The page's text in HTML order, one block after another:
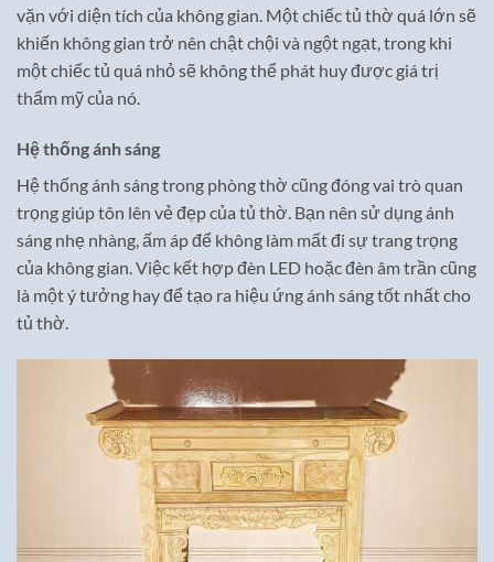
vặn với diện tích của không gian. Một chiếc tủ thờ quá lớn sẽ
khiến không gian trở nên chật chội và ngột ngạt, trong khi
một chiếc tủ quá nhỏ sẽ không thể phát huy được giá trị
thẩm mỹ của nó.
Hệ thống ánh sáng
Hệ thống ánh sáng trong phòng thờ cũng đóng vai trò quan
trọng giúp tôn lên vẻ đẹp của tủ thờ. Bạn nên sử dụng ánh
sáng nhẹ nhàng, ấm áp để không làm mất đi sự trang trọng
của không gian. Việc kết hợp đèn LED hoặc đèn âm trần cũng
là một ý tưởng hay để tạo ra hiệu ứng ánh sáng tốt nhất cho
tủ thờ.